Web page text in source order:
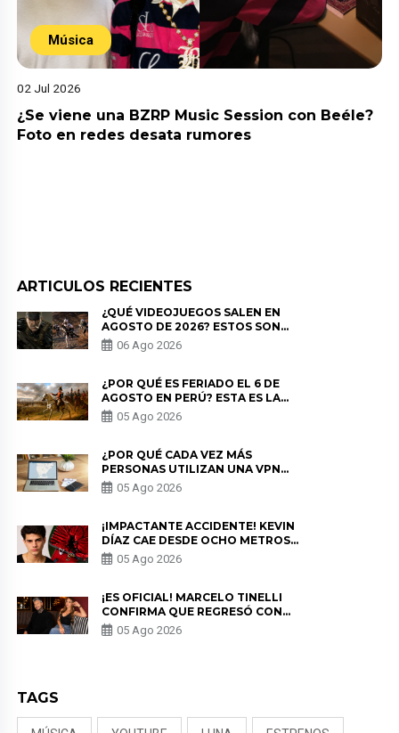
Música
02 Jul 2026
¿Se viene una BZRP Music Session con Beéle?
Foto en redes desata rumores
ARTICULOS RECIENTES
¿QUÉ VIDEOJUEGOS SALEN EN
AGOSTO DE 2026? ESTOS SON
LOS ESTRENOS MÁS ESPERADOS
06 Ago 2026
¿POR QUÉ ES FERIADO EL 6 DE
AGOSTO EN PERÚ? ESTA ES LA
HISTORIA
05 Ago 2026
¿POR QUÉ CADA VEZ MÁS
PERSONAS UTILIZAN UNA VPN
PARA PROTEGER SU
PRIVACIDAD?
05 Ago 2026
¡IMPACTANTE ACCIDENTE! KEVIN
DÍAZ CAE DESDE OCHO METROS
EN “ESTO ES GUERRA” Y GENERA
PREOCUPACIÓN
05 Ago 2026
¡ES OFICIAL! MARCELO TINELLI
CONFIRMA QUE REGRESÓ CON
MILETT FIGUEROA: “EL AMOR
PUDO MÁS”
05 Ago 2026
TAGS